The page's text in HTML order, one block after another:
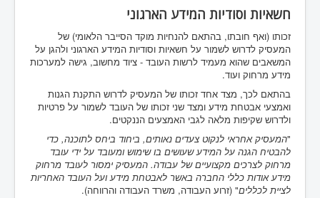
חשאיות וסודיות המידע הארגוני
זכותו (ואף חובתו, בהתאם להנחיות מוקד הסייבר הלאומי) של
המעסיק לדרוש לשמור על חשאיות וסודיות המידע הארגוני ולהגן על
המשאבים שהוא מעמיד לרשות העובד - ציוד מחשוב, גישה למערכות
מידע מרחוק ועוד.
בהתאם לכך, מצד אחד זכותו של המעסיק לדרוש התקנת הגנות
ואמצעי אבטחת מידע ומצד שני זכותו של העובד לשמור על פרטיות
ולדרוש שקיפות מלאה לגבי האמצעים הננקטים.
"המעסיק אחראי לנקוט צעדים נאותים, ביחוד ביחס לתוכנה, כדי
להבטיח הגנה על המידע שעושים בו שימוש ומעובד על ידי עובד
מרחוק לצרכים מקצועיים של עבודה. המעסיק ימסור לעובד מרחוק
מידע אודות כללי החברה באשר לאבטחת מידע ועל העובד האחריות
לציית לכללים" (זרוע העבודה, משרד העבודה והרווחה).